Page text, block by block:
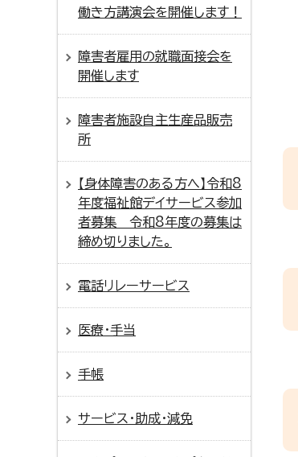
働き方講演会を開催します！
障害者雇用の就職面接会を
開催します
障害者施設自主生産品販売
所
【身体障害のある方へ】令和8
年度福祉館デイサービス参加
者募集 令和8年度の募集は
締め切りました。
電話リレーサービス
医療・手当
手帳
サービス・助成・減免